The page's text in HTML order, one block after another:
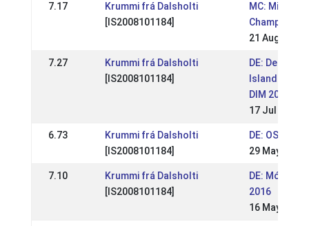
7.17
Krummi frá Dalsholti
[IS2008101184]
MC: Mid
21 Aug 2016
7.27
Krummi frá Dalsholti
[IS2008101184]
DE: Deutsche
DIM 2016
17 Jul 2016
6.73
Krummi frá Dalsholti
[IS2008101184]
DE: OSI
29 May 2016
7.10
Krummi frá Dalsholti
[IS2008101184]
DE:
2016
16 May 2016